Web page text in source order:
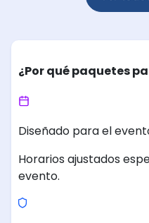
¿Por qué paquetes
Diseñado para el
Horarios ajustados
evento.